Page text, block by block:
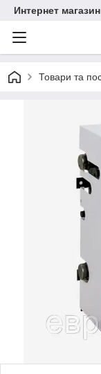
Интернет
Товари та